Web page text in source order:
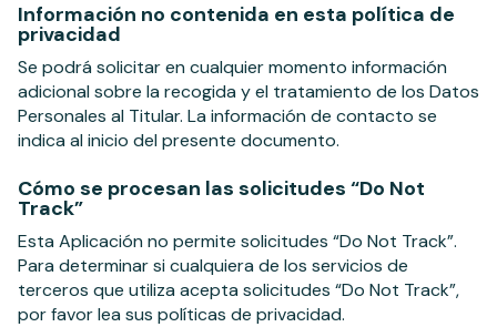
Información no contenida en esta política de
privacidad
Se podrá solicitar en cualquier momento información
adicional sobre la recogida y el tratamiento de los Datos
Personales al Titular. La información de contacto se
indica al inicio del presente documento.
Cómo se procesan las solicitudes “Do Not
Track”
Esta Aplicación no permite solicitudes “Do Not Track”.
Para determinar si cualquiera de los servicios de
terceros que utiliza acepta solicitudes “Do Not Track”,
por favor lea sus políticas de privacidad.